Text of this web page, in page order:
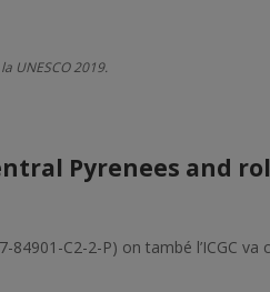
UNESCO 2019.
Pyrenees and
C2-2-P) on també l’ICGC va